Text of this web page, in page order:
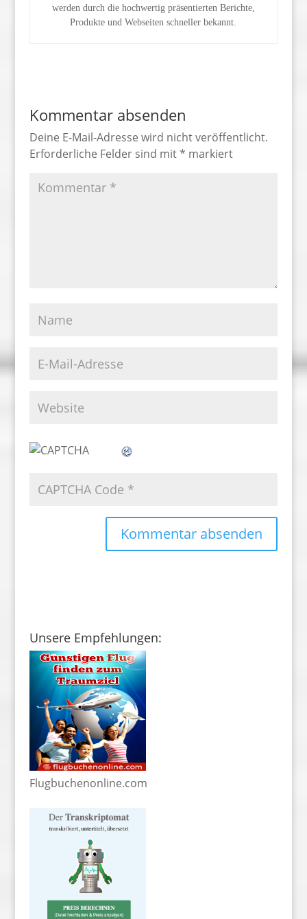
werden durch die hochwertig präsentierten Berichte,
Produkte und Webseiten schneller bekannt.
Kommentar absenden
Deine E-Mail-Adresse wird nicht veröffentlicht.
Erforderliche Felder sind mit* markiert
Unsere Empfehlungen:
Flugbuchenonline.com